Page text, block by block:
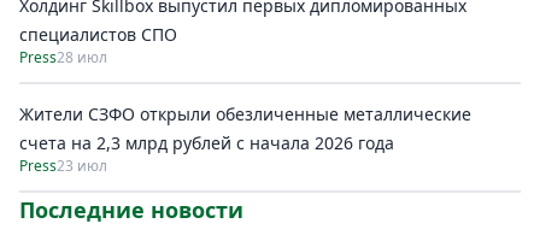
Холдинг Skillbox выпустил первых дипломированных
специалистов СПО
Press28 июл
Жители СЗФО открыли обезличенные металлические
счета на 2,3 млрд рублей с начала 2026 года
Press23 июл
Последние новости